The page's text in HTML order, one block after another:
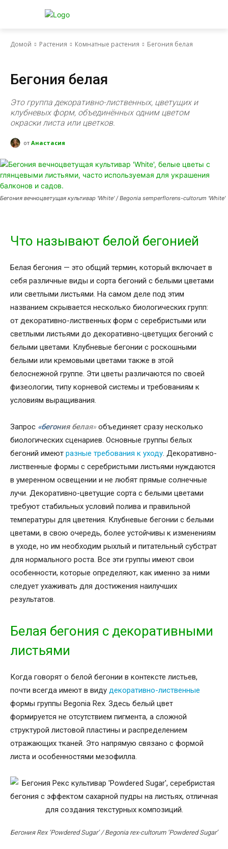
Домой Растения Комнатные растения Бегония белая
Бегония белая
Это группа декоративно-лиственных, цветущих и
клубневых форм, объединённых одним цветом
окраски листа или цветков.
от Анастасия
Бегония вечноцветущая культивар 'White' / Begonia semperflorens-cultorum 'White'
Что называют белой бегонией
Белая бегония — это общий термин, который включает в
себя различные виды и сорта бегоний с белыми цветами
или светлыми листьями. На самом деле под этим
названием скрывается несколько биологических групп:
от декоративно-лиственных форм с серебристыми или
светлыми листьями до декоративно-цветущих бегоний с
белыми цветами. Клубневые бегонии с роскошными
белыми или кремовыми цветами также в этой
белоснежной группе. Эти цветы различаются по своей
физеологии, типу корневой системы и требованиям к
условиям выращивания.
Запрос «бегония белая» объединяет сразу несколько
биологических сценариев. Основные группы белых
бегоний имеют разные требования к уходу. Декоративно-
лиственные формы с серебристыми листьями нуждаются
в умеренном освещении и не любят прямые солнечные
лучи. Декоративно-цветущие сорта с белыми цветами
требуют стабильных условий полива и правильной
температуры для цветения. Клубневые бегонии с белыми
цветами, в свою очередь, более устойчивы к изменениям
в уходе, но им необходим рыхлый и питательный субстрат
для нормального роста. Все эти группы имеют свои
особенности, которые определяют, как именно за ними
следует ухаживать для достижения наилучших
результатов.
Белая бегония с декоративными
листьями
Когда говорят о белой бегонии в контексте листьев,
почти всегда имеют в виду декоративно-лиственные
формы группы Begonia Rex. Здесь белый цвет
формируется не отсутствием пигмента, а сложной
структурой листовой пластины и распределением
отражающих тканей. Это напрямую связано с формой
листа и особенностями мезофилла.
Бегония Rex ‘Powdered Sugar’ / Begonia rex-cultorum ‘Powdered Sugar’